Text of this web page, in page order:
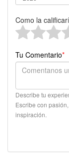
Como la
Tu Comentario*
Describe tu
Escribe con
inspiración.